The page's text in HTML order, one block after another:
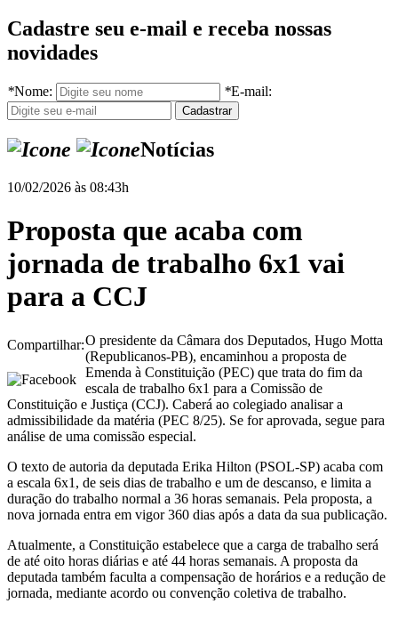
Cadastre seu e-mail e receba nossas
novidades
*Nome: *E-mail:
Notícias
10/02/2026 às 08:43h
Proposta que acaba com
jornada de trabalho 6x1 vai
para a CCJ
Compartilhar:O presidente da Câmara dos Deputados, Hugo Motta
(Republicanos-PB), encaminhou a proposta de
Emenda à Constituição (PEC) que trata do fim da
escala de trabalho 6x1 para a Comissão de
Constituição e Justiça (CCJ). Caberá ao colegiado analisar a
admissibilidade da matéria (PEC 8/25). Se for aprovada, segue para
análise de uma comissão especial.
O texto de autoria da deputada Erika Hilton (PSOL-SP) acaba com
a escala 6x1, de seis dias de trabalho e um de descanso, e limita a
duração do trabalho normal a 36 horas semanais. Pela proposta, a
nova jornada entra em vigor 360 dias após a data da sua publicação.
Atualmente, a Constituição estabelece que a carga de trabalho será
de até oito horas diárias e até 44 horas semanais. A proposta da
deputada também faculta a compensação de horários e a redução de
jornada, mediante acordo ou convenção coletiva de trabalho.